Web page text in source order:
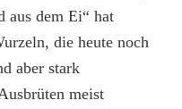
aus dem Ei“ hat
die heute noch
aber stark
meist